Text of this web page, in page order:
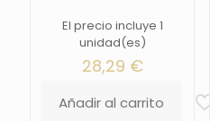
El precio incluye 1
unidad(es)
28,29 €
Añadir al carrito